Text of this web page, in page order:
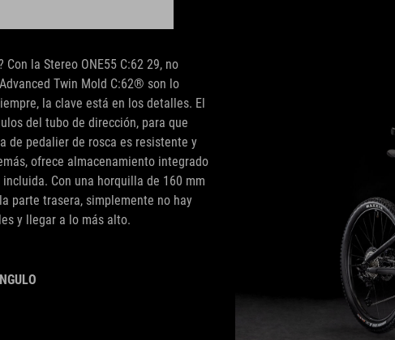
la Stereo ONE55 C:62 29, no
Twin Mold C:62® son lo
la clave está en los detalles. El
del tubo de dirección, para que
de pedalier de rosca es resistente y
ofrece almacenamiento integrado
Con una horquilla de 160 mm
parte trasera, simplemente no hay
y llegar a lo más alto.